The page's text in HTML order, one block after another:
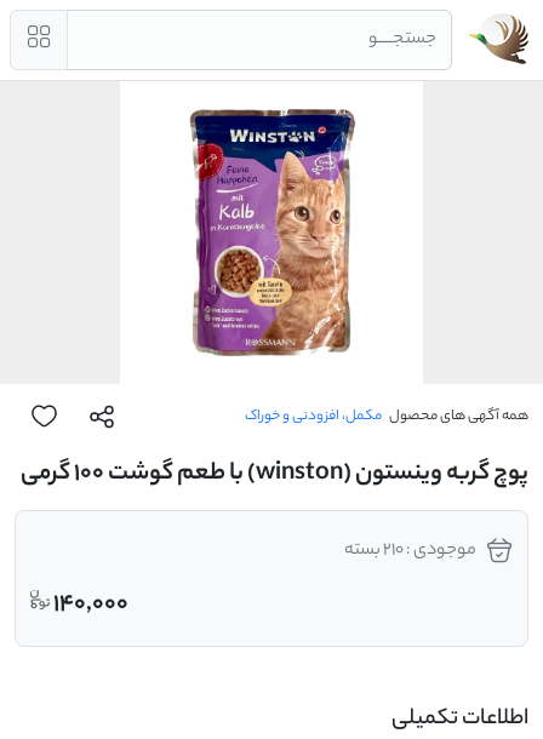
جستجــــو
همه آگهی های محصول مکمل، افزودنی و خوراک
پوچ گربه وینستون (winston) با طعم گوشت 100 گرمی
موجودی : 210 بسته
140,000
اطلاعات تکمیلی